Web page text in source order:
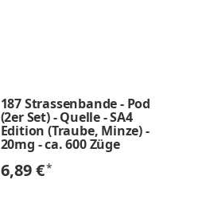
187 Strassenbande - Pod
(2er Set) - Quelle - SA4
Edition (Traube, Minze) -
20mg - ca. 600 Züge
6,89 €*